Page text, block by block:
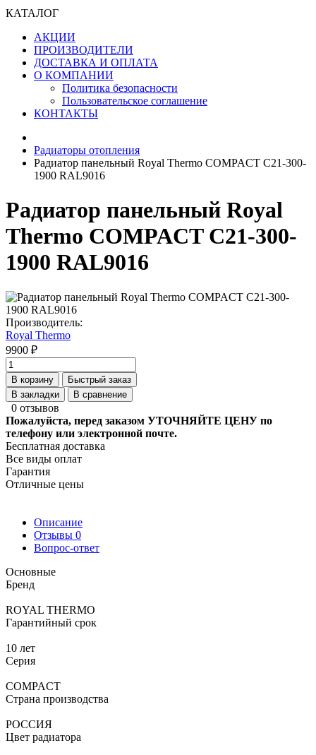
КАТАЛОГ
АКЦИИ
ПРОИЗВОДИТЕЛИ
ДОСТАВКА И ОПЛАТА
О КОМПАНИИ
Политика безопасности
Пользовательское соглашение
КОНТАКТЫ
Радиаторы отопления
Радиатор панельный Royal Thermo COMPACT C21-300-
1900 RAL9016
Радиатор панельный Royal
Thermo COMPACT C21-300-
1900 RAL9016
Производитель:
Royal Thermo
9900 ₽
В корзину
Быстрый заказ
В закладки
В сравнение
0 отзывов
Пожалуйста, перед заказом УТОЧНЯЙТЕ ЦЕНУ по
телефону или электронной почте.
Бесплатная доставка
Все виды оплат
Гарантия
Отличные цены
Описание
Отзывы 0
Вопрос-ответ
Основные
Бренд
ROYAL THERMO
Гарантийный срок
10 лет
Серия
COMPACT
Страна производства
РОССИЯ
Цвет радиатора